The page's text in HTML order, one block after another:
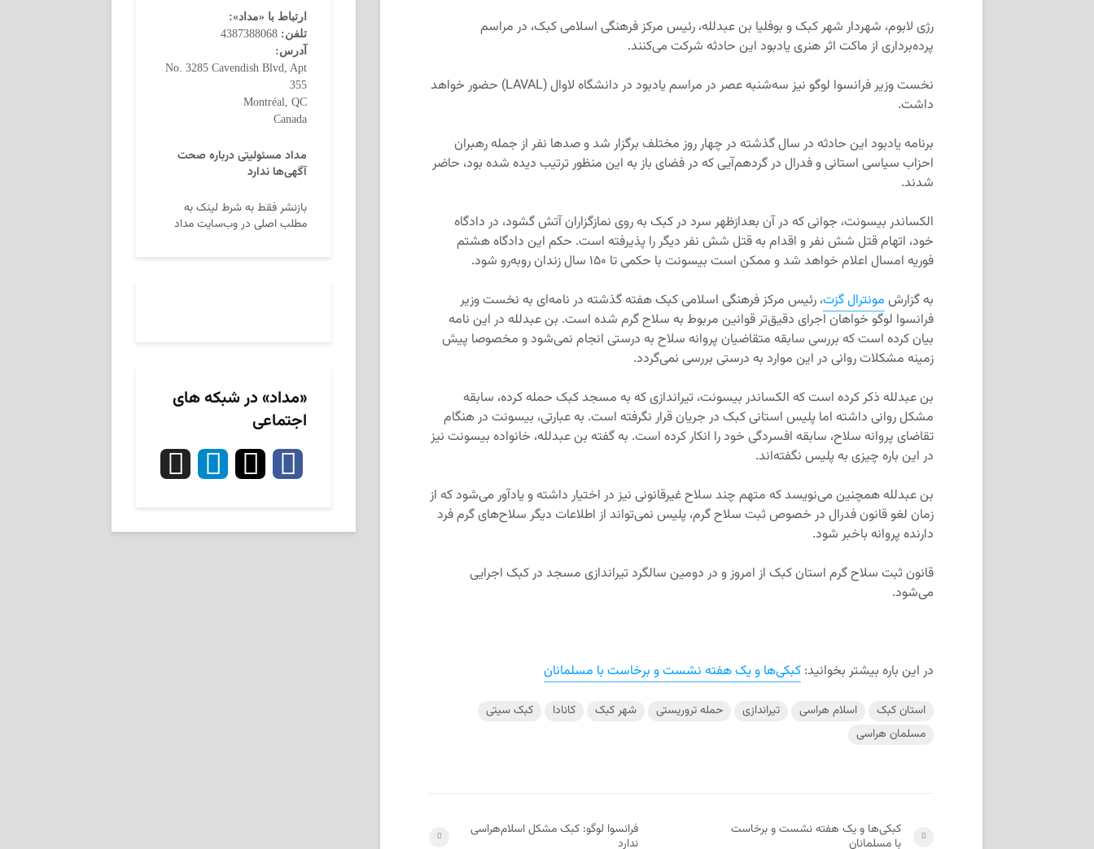
رژی لابوم، شهردار شهر کبک و بوفلیا بن عبدلله، رئیس مرکز فرهنگی اسلامی کبک، در مراسم
پرده‌برداری از ماکت اثر هنری یادبود این حادثه شرکت می‌کنند.
نخست وزیر فرانسوا لوگو نیز سه‌شنبه عصر در مراسم یادبود در دانشگاه لاوال (LAVAL) حضور خواهد
داشت.
برنامه یادبود این حادثه در سال گذشته در چهار روز مختلف برگزار شد و صدها نفر از جمله رهبران
احزاب سیاسی استانی و فدرال در گردهم‌آیی که در فضای باز به این منظور ترتیب دیده شده بود، حاضر
شدند.
الکساندر بیسونت، جوانی که در آن بعدازظهر سرد در کبک به روی نمازگزاران آتش گشود، در دادگاه
خود، اتهام قتل شش نفر و اقدام به قتل شش نفر دیگر را پذیرفته است. حکم این دادگاه هشتم
فوریه امسال اعلام خواهد شد و ممکن است بیسونت با حکمی تا ۱۵۰ سال زندان رو‌به‌رو شود.
به گزارش مونترال گزت، رئیس مرکز فرهنگی اسلامی کبک هفته گذشته در نامه‌ای به نخست وزیر
فرانسوا لوگو خواهان اجرای دقیق‌تر قوانین مربوط به سلاح گرم شده است. بن عبدلله در این نامه
بیان کرده است که بررسی سابقه متقاضیان پروانه سلاح به درستی انجام نمی‌شود و مخصوصا پیش
زمینه مشکلات روانی در این موارد به درستی بررسی نمی‌گردد.
بن عبدلله ذکر کرده است که الکساندر بیسونت، تیراندازی که به مسجد کبک حمله کرده، سابقه
مشکل روانی داشته اما پلیس استانی کبک در جریان قرار نگرفته است. به عبارتی، بیسونت در هنگام
تقاضای پروانه سلاح، سابقه افسردگی خود را انکار کرده است. به گفته بن عبدلله، خانواده بیسونت نیز
در این باره چیزی به پلیس نگفته‌اند.
بن عبدلله همچنین می‌نویسد که متهم چند سلاح غیرقانونی نیز در اختیار داشته و یادآور می‌شود که از
زمان لغو قانون فدرال در خصوص ثبت سلاح گرم، پلیس نمی‌تواند از اطلاعات دیگر سلاح‌های گرم فرد
دارنده پروانه باخبر شود.
قانون ثبت سلاح گرم استان کبک از امروز و در دومین سالگرد تیراندازی مسجد در کبک اجرایی
می‌شود.
در این باره بیشتر بخوانید: کبکی‌ها و یک هفته نشست و برخاست با مسلمانان
استان کبک اسلام هراسی تیراندازی حمله تروریستی شهر کبک کانادا
کبک سیتی
مسلمان هراسی
فرانسوا لوگو: کبک مشکل اسلام‌هراسی
ندارد
کبکی‌ها و یک هفته‌ نشست و برخاست
با مسلمانان
ارتباط با «مداد»:
تلفن:
آدرس:
No. 3285 Cavendish Blvd, Apt
355
Montréal, QC
Canada
مداد مسئولیتی درباره صحت
آگهی‌ها ندارد
بازنشر فقط به شرط لینک به
مطلب اصلی در وب‌سایت مداد
«مداد» در شبکه های
اجتماعی